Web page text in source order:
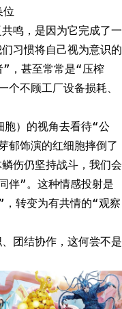
位
鸣，是因为它完成了一
习惯将自己视为意识的
，甚至常常是“压榨
不顾工厂设备损耗、
胞）的视角去看待“公
郁饰演的红细胞摔倒了
伤仍坚持战斗，我们会
伴”。这种情感投射是
转变为有共情的“观察
团结协作，这何尝不是